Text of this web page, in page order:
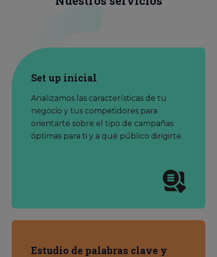
Set up inicial
Analizamos las características de tu
negocio y tus competidores para
orientarte sobre el tipo de campañas
óptimas para ti y a qué público dirigirte.
Estudio de palabras clave y